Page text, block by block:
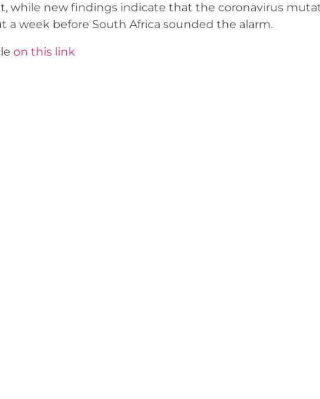
while new findings indicate that the coronavirus
a week before South Africa sounded the alarm.
on this link